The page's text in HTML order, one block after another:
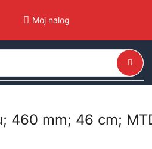
Moj nalog
460 mm; 46 cm;